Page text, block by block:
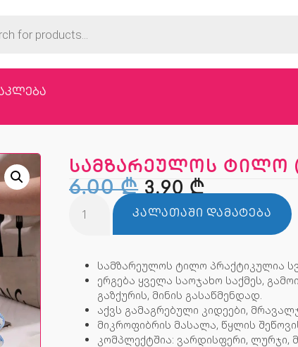
სამზარეულოს ტილო
6,00₾ 3,90₾
ᲙᲐᲚᲐᲗᲐᲨᲘ ᲓᲐᲛᲐᲢᲔᲑᲐ
სამზარეულოს ტილო პრაქტიკულია
ერგება ყველა საოჯახო საქმეს,
გაზქურის, მინის გასაწმენდად.
აქვს გამაგრებული კიდეები,
მიკროფიბრის მასალა, წყლის
კომპლექტშია: ვარდისფერი, ლურჯი,